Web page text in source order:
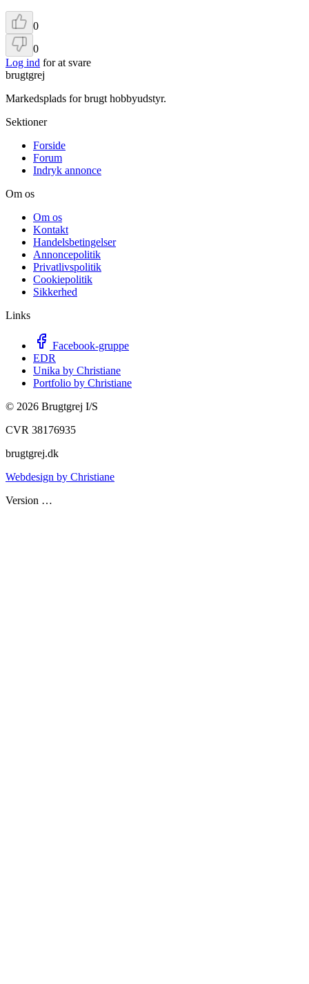
0
0
Log ind for at svare
brugtgrej
Markedsplads for brugt hobbyudstyr.
Sektioner
Forside
Forum
Indryk annonce
Om os
Om os
Kontakt
Handelsbetingelser
Annoncepolitik
Privatlivspolitik
Cookiepolitik
Sikkerhed
Links
Facebook-gruppe
EDR
Unika by Christiane
Portfolio by Christiane
© 2026 Brugtgrej I/S
CVR 38176935
brugtgrej.dk
Webdesign by Christiane
Version …